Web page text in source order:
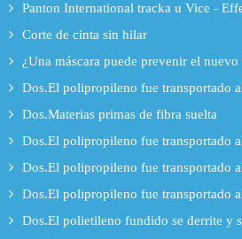
Panton International tracka u Vice -
Corte de cinta sin hilar
¿Una máscara puede prevenir el
Dos.El polipropileno fue transportado
Dos.Materias primas de fibra suelta
Dos.El polipropileno fue transportado
Dos.El polipropileno fue transportado
Dos.El polipropileno fue transportado
Dos.El polietileno fundido se derrite y